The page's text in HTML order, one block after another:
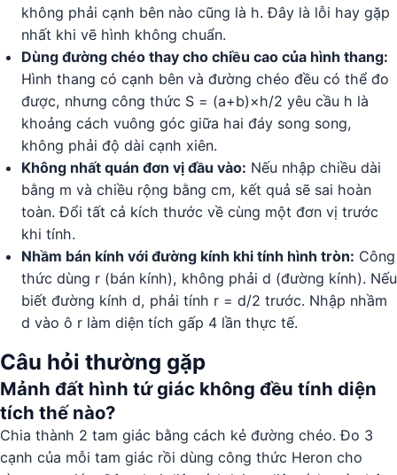
không phải cạnh bên nào cũng là h. Đây là lỗi hay gặp
nhất khi vẽ hình không chuẩn.
Dùng đường chéo thay cho chiều cao của hình thang:
Hình thang có cạnh bên và đường chéo đều có thể đo
được, nhưng công thức S = (a+b)×h/2 yêu cầu h là
khoảng cách vuông góc giữa hai đáy song song,
không phải độ dài cạnh xiên.
Không nhất quán đơn vị đầu vào: Nếu nhập chiều dài
bằng m và chiều rộng bằng cm, kết quả sẽ sai hoàn
toàn. Đổi tất cả kích thước về cùng một đơn vị trước
khi tính.
Nhầm bán kính với đường kính khi tính hình tròn: Công
thức dùng r (bán kính), không phải d (đường kính). Nếu
biết đường kính d, phải tính r = d/2 trước. Nhập nhầm
d vào ô r làm diện tích gấp 4 lần thực tế.
Câu hỏi thường gặp
Mảnh đất hình tứ giác không đều tính diện
tích thế nào?
Chia thành 2 tam giác bằng cách kẻ đường chéo. Đo 3
cạnh của mỗi tam giác rồi dùng công thức Heron cho